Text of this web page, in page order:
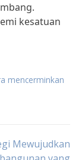
kesatuan
mencerminkan
Mewujudkan